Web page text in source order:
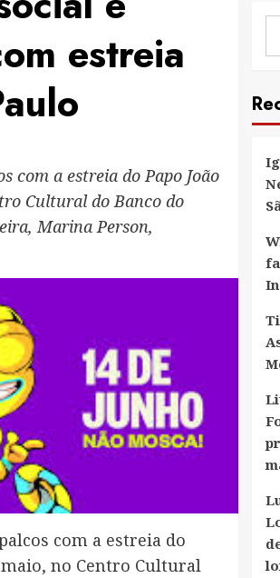
estreia
com a estreia do Papo João
Cultural do Banco do
Marina Person,
com a estreia do
maio, no Centro Cultural